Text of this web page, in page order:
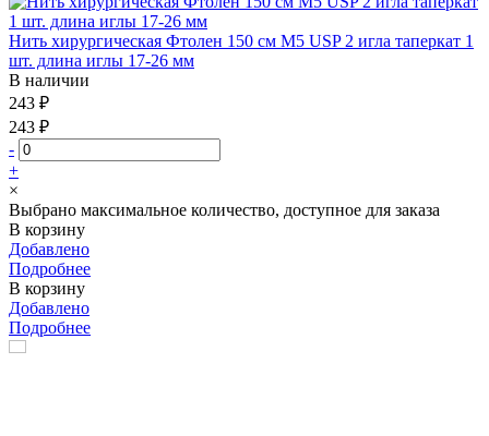
Нить хирургическая Фтолен 150 см М5 USP 2 игла таперкат 1
шт. длина иглы 17-26 мм
В наличии
243 ₽
243 ₽
-
+
×
Выбрано максимальное количество, доступное для заказа
В корзину
Добавлено
Подробнее
В корзину
Добавлено
Подробнее